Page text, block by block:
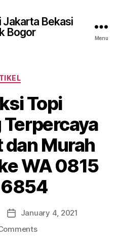
Jakarta Bekasi
Bogor
Menu
Categories
Topi
dan Murah
WA 0815
PostJanuary 4, 2021
on